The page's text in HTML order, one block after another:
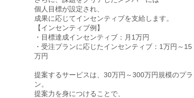
個人目標が設定され、
成果に応じてインセンティブを支給します。
【インセンティブ例】
・目標達成インセンティブ：月1万円
・受注プランに応じたインセンティブ：1万円～15
万円
提案するサービスは、30万円～300万円規模のプラ
ン。
提案力を身につけることで、